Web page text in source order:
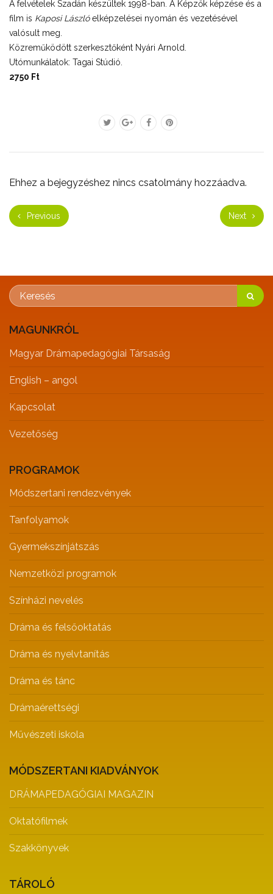
A felvételek Szadán készültek 1998-ban. A Képzők képzése és a
film is Kaposi Lászlóelképzelései nyomán és vezetésével
valósult meg.
Közreműködött szerkesztőként Nyári Arnold.
Utómunkálatok: Tagai Stúdió.
2750 Ft
Ehhez a bejegyzéshez nincs csatolmány hozzáadva.
Previous Next
MAGUNKRÓL
Magyar Drámapedagógiai Társaság
English – angol
Kapcsolat
Vezetőség
PROGRAMOK
Módszertani rendezvények
Tanfolyamok
Gyermekszínjátszás
Nemzetközi programok
Színházi nevelés
Dráma és felsőoktatás
Dráma és nyelvtanítás
Dráma és tánc
Drámaérettségi
Művészeti iskola
MÓDSZERTANI KIADVÁNYOK
DRÁMAPEDAGÓGIAI MAGAZIN
Oktatófilmek
Szakkönyvek
TÁROLÓ